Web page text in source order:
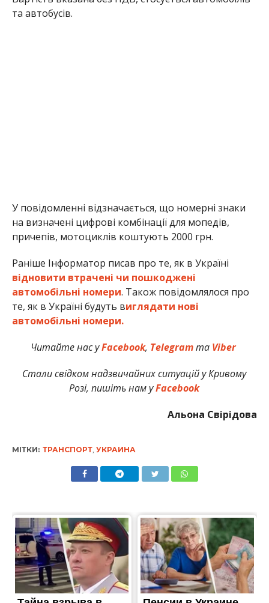
та автобусів.
У повідомленні відзначається, що номерні знаки
на визначені цифрові комбінації для мопедів,
причепів, мотоциклів коштують 2000 грн.
Раніше Інформатор писав про те, як в Україні
відновити втрачені чи пошкоджені
автомобільні номери. Також повідомлялося про
те, як в Україні будуть виглядати нові
автомобільні номери.
Читайте нас уFacebook, Telegramта Viber
Стали свідком надзвичайних ситуацій у Кривому
Розі, пишіть нам уFacebook
Альона Свірідова
МІТКИ: ТРАНСПОРТ, УКРАИНА